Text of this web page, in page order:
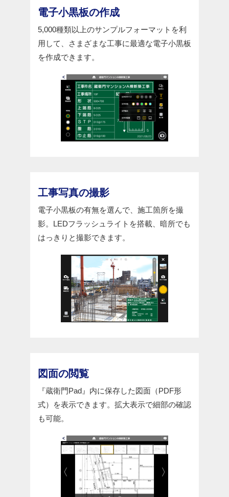
電子小黒板の作成
5,000種類以上のサンプルフォーマットを利
用して、さまざまな工事に最適な電子小黒板
を作成できます。
工事写真の撮影
電子小黒板の有無を選んで、施工箇所を撮
影。LEDフラッシュライトを搭載、暗所でも
はっきりと撮影できます。
図面の閲覧
『蔵衛門Pad』内に保存した図面（PDF形
式）を表示できます。拡大表示で細部の確認
も可能。